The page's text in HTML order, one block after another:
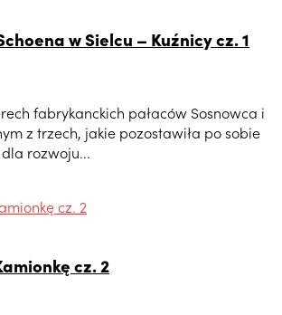
w Sielcu – Kuźnicy cz. 1
fabrykanckich pałaców Sosnowca i
z trzech, jakie pozostawiła po sobie
rozwoju...
cz. 2